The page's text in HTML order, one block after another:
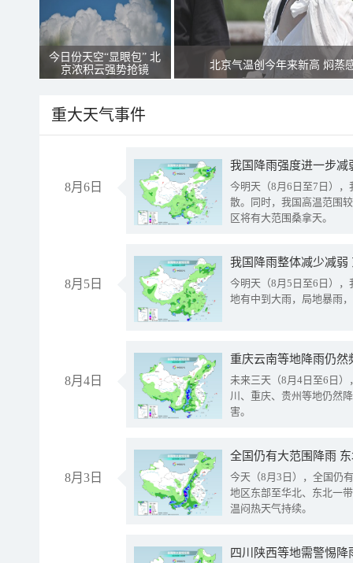
今日份天空“显眼包” 北
京浓积云强势抢镜
北京气温创今年来新高 焖蒸
重大天气事件
8月6日
今明天（8月6日至7日）
散。同时，我国高温范围
区将有大范围桑拿天。
8月5日
我国降雨整体减少减弱
今明天（8月5日至6日）
地有中到大雨，局地暴雨
8月4日
重庆云南等地降雨仍然
未来三天（8月4日至6日
川、重庆、贵州等地仍然
害。
8月3日
全国仍有大范围降雨
今天（8月3日），全国仍
地区东部至华北、东北一
温闷热天气持续。